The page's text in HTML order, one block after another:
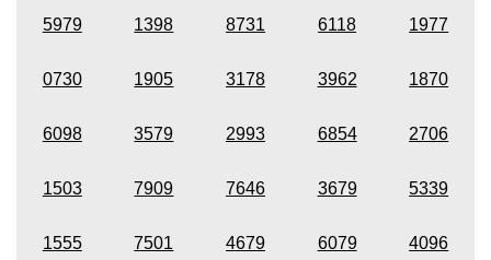
5979 1398 8731 6118 1977
0730 1905 3178 3962 1870
6098 3579 2993 6854 2706
1503 7909 7646 3679 5339
1555 7501 4679 6079 4096